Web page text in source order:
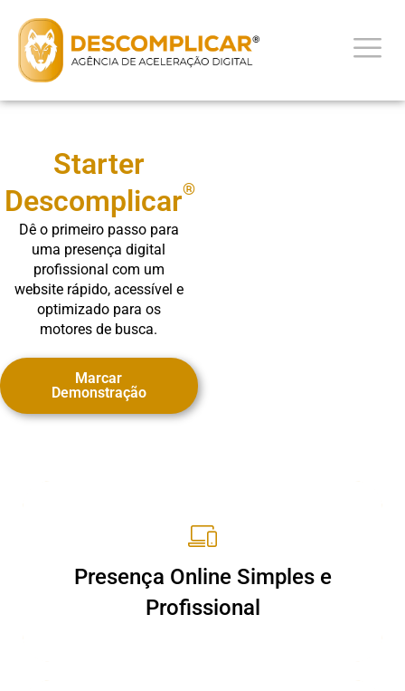
Starter
Descomplicar®
Dê o primeiro passo para
uma presença digital
profissional com um
website rápido, acessível e
optimizado para os
motores de busca.
Marcar
Demonstração
Presença Online Simples e
Profissional
Profissional